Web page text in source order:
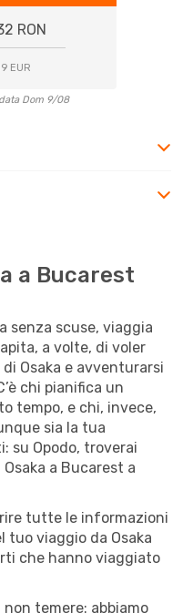
RON
EUR
Dom 9/08
a Bucarest
senza scuse, viaggia
a volte, di voler
Osaka e avventurarsi
chi pianifica un
tempo, e chi, invece,
sia la tua
su Opodo, troverai
a Bucarest a
tutte le informazioni
tuo viaggio da Osaka
che hanno viaggiato
temere: abbiamo